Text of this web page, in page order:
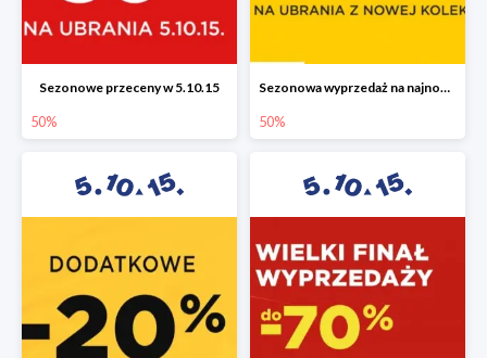
Sezonowe przeceny w 5.10.15
50%
Sezonowa wyprzedaż na najnowszą kolekcję do -50%
50%